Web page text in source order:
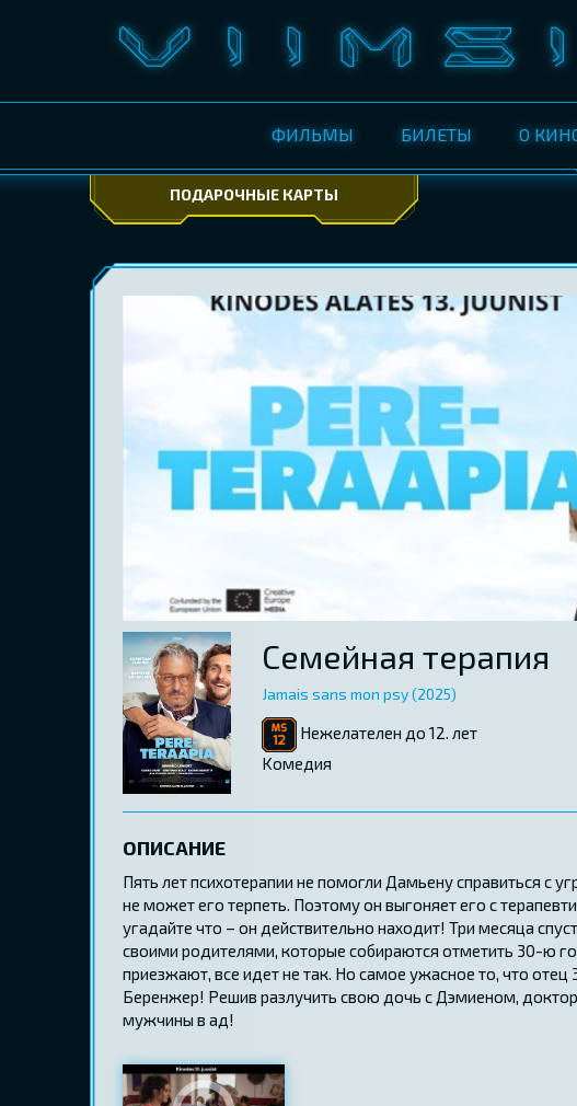
ФИЛЬМЫ БИЛЕТЫ О
ПОДАРОЧНЫЕ КАРТЫ
Семейная терапия
Jamais sans mon psy (2025)
Нежелателен до 12. лет
Kомедия
ОПИСАНИЕ
Пять лет психотерапии не помогли Дамьену справиться
не может его терпеть. Поэтому он выгоняет его с
угадайте что – он действительно находит! Три месяца
своими родителями, которые собираются отметить 30-ю
приезжают, все идет не так. Но самое ужасное то, что
Беренжер! Решив разлучить свою дочь с Дэмиеном,
мужчины в ад!